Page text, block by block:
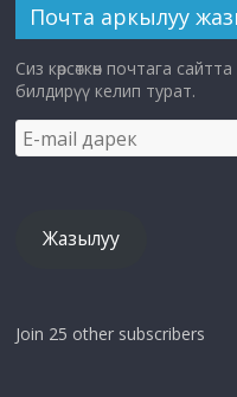
Почта аркылуу
Сиз көрсөткөн почтага
билдирүү келип турат.
E-
mail
Жазылуу
Join 25 other subscribers